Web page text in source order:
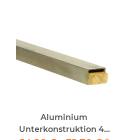
Aluminium
Unterkonstruktion 40